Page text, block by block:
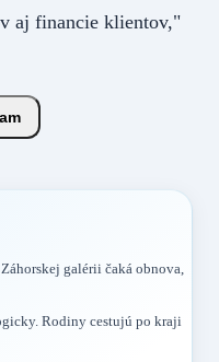
aj financie klientov,"
galérii čaká obnova,
Rodiny cestujú po kraji